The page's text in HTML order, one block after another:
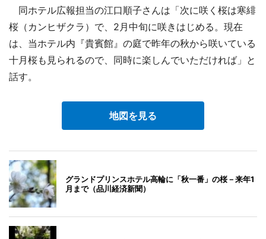
同ホテル広報担当の江口順子さんは「次に咲く桜は寒緋
桜（カンヒザクラ）で、2月中旬に咲きはじめる。現在
は、当ホテル内『貴賓館』の庭で昨年の秋から咲いている
十月桜も見られるので、同時に楽しんでいただければ」と
話す。
地図を見る
グランドプリンスホテル高輪に「秋一番」の桜－来年1
月まで（品川経済新聞）